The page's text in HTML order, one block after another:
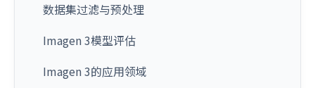
数据集过滤与预处理
Imagen 3模型评估
Imagen 3的应用领域